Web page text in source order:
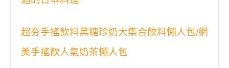
超夯手搖飲料黑糖珍奶大集合飲料懶人包/網
美手搖飲人氣奶茶懶人包